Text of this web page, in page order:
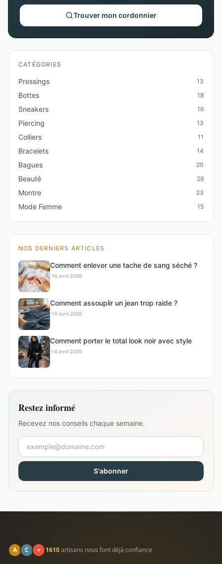
Trouver mon cordonnier
CATÉGORIES
Pressings 13
Bottes 18
Sneakers 16
Piercing 13
Colliers 11
Bracelets 14
Bagues 20
Beauté 29
Montre 23
Mode Femme 15
NOS DERNIERS ARTICLES
Comment enlever une tache de sang séché ?
·14 avril 2026
Comment assouplir un jean trop raide ?
·14 avril 2026
Comment porter le total look noir avec style
·14 avril 2026
Restez informé
Recevez nos conseils chaque semaine.
S'abonner
A C + 1610artisans nous font déjà confiance